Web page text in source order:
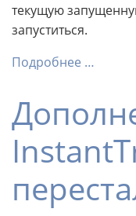
текущую
запуститься.
Подробнее …